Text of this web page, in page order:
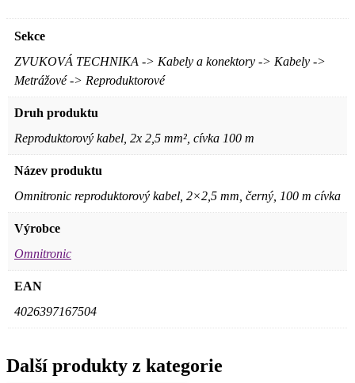
Sekce
ZVUKOVÁ TECHNIKA -> Kabely a konektory -> Kabely ->
Metrážové -> Reproduktorové
Druh produktu
Reproduktorový kabel, 2x 2,5 mm², cívka 100 m
Název produktu
Omnitronic reproduktorový kabel, 2×2,5 mm, černý, 100 m cívka
Výrobce
Omnitronic
EAN
4026397167504
Další produkty z kategorie